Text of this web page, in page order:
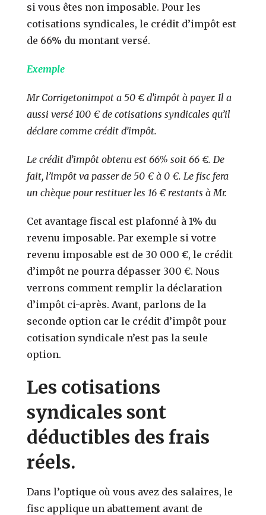
si vous êtes non imposable. Pour les
cotisations syndicales, le crédit d’impôt est
de 66% du montant versé.
Exemple
Mr Corrigetonimpot a 50 € d’impôt à payer. Il a
aussi versé 100 € de cotisations syndicales qu’il
déclare comme crédit d’impôt.
Le crédit d’impôt obtenu est 66% soit 66 €. De
fait, l’impôt va passer de 50 € à 0 €. Le fisc fera
un chèque pour restituer les 16 € restants à Mr.
Cet avantage fiscal est plafonné à 1% du
revenu imposable. Par exemple si votre
revenu imposable est de 30 000 €, le crédit
d’impôt ne pourra dépasser 300 €. Nous
verrons comment remplir la déclaration
d’impôt ci-après. Avant, parlons de la
seconde option car le crédit d’impôt pour
cotisation syndicale n’est pas la seule
option.
Les cotisations
syndicales sont
déductibles des frais
réels.
Dans l’optique où vous avez des salaires, le
fisc applique un abattement avant de